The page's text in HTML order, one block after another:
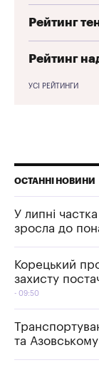
Рейтинг
Рейтинг
УСІ РЕЙТИНГИ
ОСТАННІ НОВИНИ
У липні
зросла до
Корецький
захисту
09:50
та